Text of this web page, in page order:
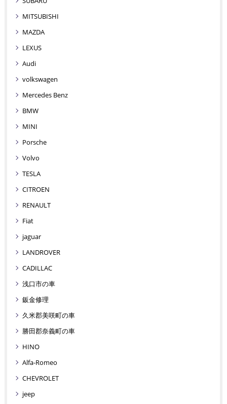
MITSUBISHI
MAZDA
LEXUS
Audi
volkswagen
Mercedes Benz
BMW
MINI
Porsche
Volvo
TESLA
CITROEN
RENAULT
Fiat
jaguar
LANDROVER
CADILLAC
浅口市の車
鈑金修理
久米郡美咲町の車
勝田郡奈義町の車
HINO
Alfa-Romeo
CHEVROLET
jeep